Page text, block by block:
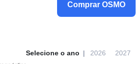
Comprar OSMO
Selecione o ano 2026 2027